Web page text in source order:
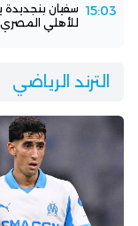
15:03 سفيان
للأهلي المصري
الترند الرياضي